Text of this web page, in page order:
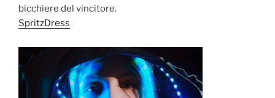
bicchiere del vincitore.
SpritzDress